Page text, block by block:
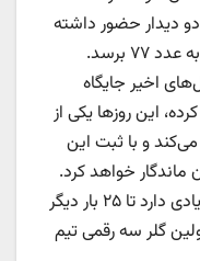
دیدار حضور داشته
برسد.
اخیر جایگاه
این روزها یکی از
و با ثبت این
ماندگار خواهد کرد.
این در حالی است که بیرانوند امید زیادی دارد تا ۲۵ بار دیگر
گلر سه رقمی تیم